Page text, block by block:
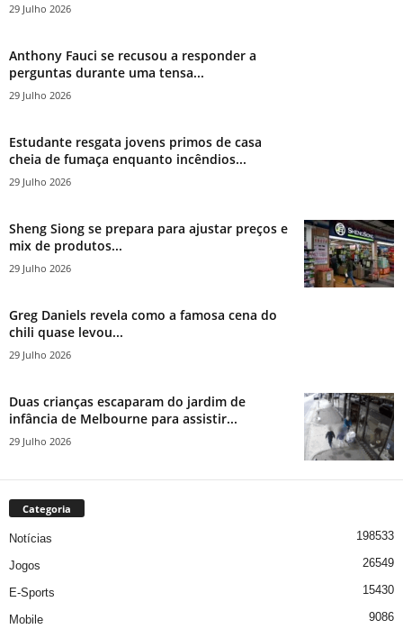
29 Julho 2026
Anthony Fauci se recusou a responder a
perguntas durante uma tensa...
29 Julho 2026
Estudante resgata jovens primos de casa
cheia de fumaça enquanto incêndios...
29 Julho 2026
Sheng Siong se prepara para ajustar preços e
mix de produtos...
29 Julho 2026
Greg Daniels revela como a famosa cena do
chili quase levou...
29 Julho 2026
Duas crianças escaparam do jardim de
infância de Melbourne para assistir...
29 Julho 2026
Categoria
Notícias 198533
Jogos 26549
E-Sports 15430
Mobile 9086